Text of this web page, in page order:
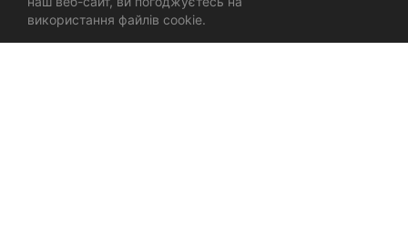
використання файлів cookie.